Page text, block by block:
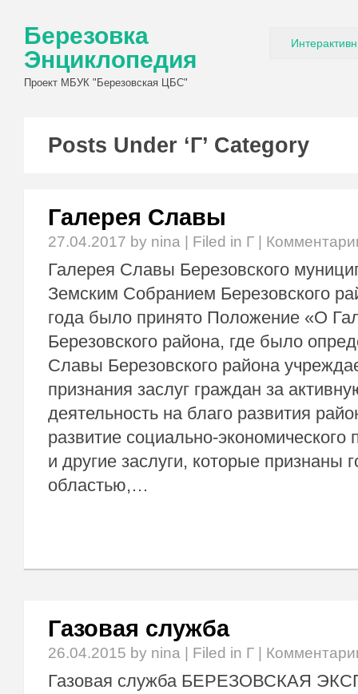
Березовка
Энциклопедия
Проект МБУК "Березовская ЦБС"
Posts Under ‘Г’ Category
Галерея Славы
27.04.2017 by nina | Filed in Г
Галерея Славы Березовского
Земским Собранием Березовского
года было принято Положение «О
Березовского района, где было
Славы Березовского района
признания заслуг граждан за
деятельность на благо развития
развитие социально-
и другие заслуги, которые признаны
областью,…
Газовая служба
26.04.2015 by nina | Filed in Г
Газовая служба БЕРЕЗОВСКАЯ